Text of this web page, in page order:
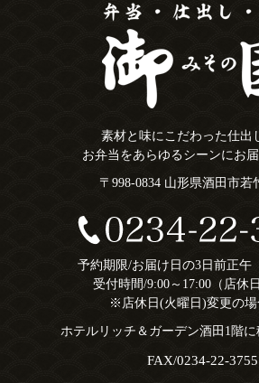
素材と味にこだわった仕出
お弁当をあらゆるシーンにお
〒998-0834 山形県酒田市若
予約期限/お届け日の3日前正午
受付時間/9:00～17:00（店休
※店休日(火曜日)変更の場
ホテルリッチ＆ガーデン酒田1階に
FAX/0234-22-3755